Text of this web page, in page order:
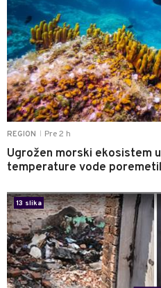
REGION Pre 2 h
Ugrožen morski ekosistem
temperature vode
13 slika